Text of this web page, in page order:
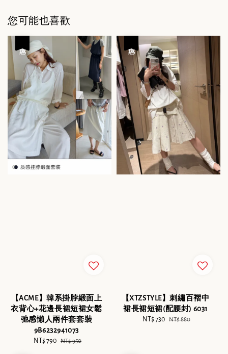
您可能也喜歡
【ACME】韓系掛脖緞面上
衣背心+花邊長裙短裙女鬆
弛感懶人兩件套套裝
9B6232941073
Sale
NT$ 790 Regular
NT$ 950
【XTZSTYLE】刺繡百褶中
裙長裙短裙(配腰封) 6031
Sale
NT$ 730 Regular
NT$ 880